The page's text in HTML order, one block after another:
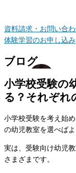
資料請求・お問い合
体験学習のお申し込み
ブログ
小学校受験の
る？それぞれ
小学校受験を考え始
の幼児教室を選べば
実は、受験向け幼児
さまざまです。